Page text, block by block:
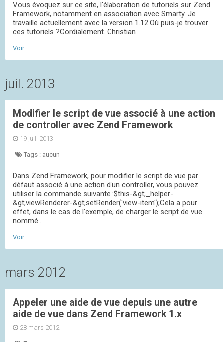
Vous évoquez sur ce site, l'élaboration de tutoriels sur Zend
Framework, notamment en association avec Smarty. Je
travaille actuellement avec la version 1.12.Où puis-je trouver
ces tutoriels ?Cordialement. Christian
Voir
juil. 2013
Modifier le script de vue associé à une action
de controller avec Zend Framework
19 juil. 2013
Tags : aucun
Dans Zend Framework, pour modifier le script de vue par
défaut associé à une action d'un controller, vous pouvez
utiliser la commande suivante :$this-&gt;_helper-
&gt;viewRenderer-&gt;setRender('view-item');Cela a pour
effet, dans le cas de l'exemple, de charger le script de vue
nommé...
Voir
mars 2012
Appeler une aide de vue depuis une autre
aide de vue dans Zend Framework 1.x
28 mars 2012